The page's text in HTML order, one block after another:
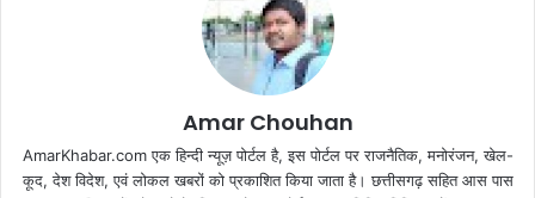
Amar Chouhan
AmarKhabar.com एक हिन्दी न्यूज़ पोर्टल है, इस पोर्टल पर राजनैतिक, मनोरंजन, खेल-
कूद, देश विदेश, एवं लोकल खबरों को प्रकाशित किया जाता है। छत्तीसगढ़ सहित आस पास